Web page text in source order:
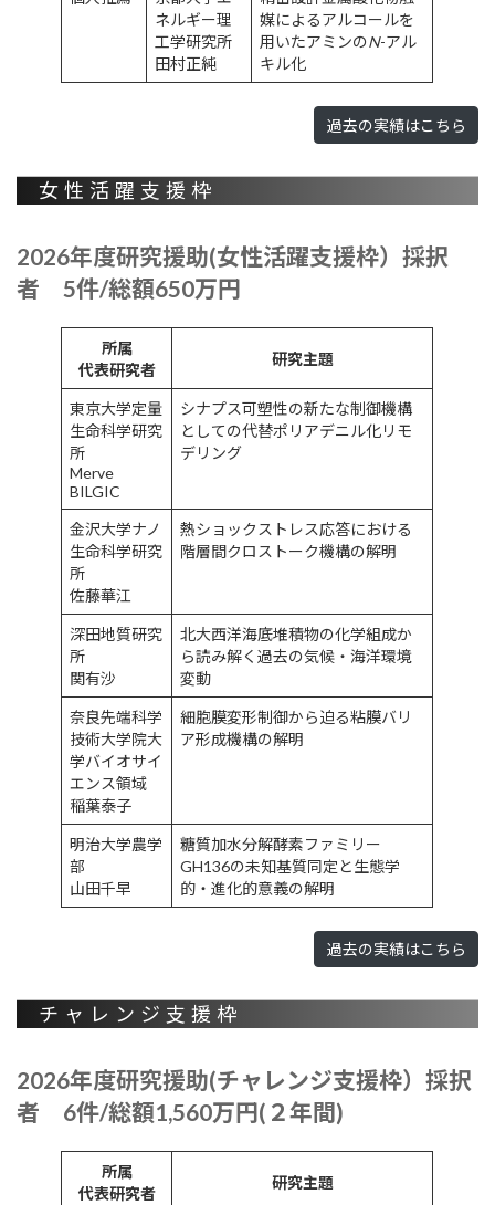
ネルギー理
工学研究所
田村正純
媒によるアルコールを
用いたアミンのN-アル
キル化
過去の実績はこちら
女性活躍支援枠
2026年度研究援助(女性活躍支援枠）採択
者 5件/総額650万円
所属
代表研究者
研究主題
東京大学定量
生命科学研究
所
Merve
BILGIC
シナプス可塑性の新たな制御機構
としての代替ポリアデニル化リモ
デリング
金沢大学ナノ
生命科学研究
所
佐藤華江
熱ショックストレス応答における
階層間クロストーク機構の解明
深田地質研究
所
関有沙
北大西洋海底堆積物の化学組成か
ら読み解く過去の気候・海洋環境
変動
奈良先端科学
技術大学院大
学バイオサイ
エンス領域
稲葉泰子
細胞膜変形制御から迫る粘膜バリ
ア形成機構の解明
明治大学農学
部
山田千早
糖質加水分解酵素ファミリー
GH136の未知基質同定と生態学
的・進化的意義の解明
過去の実績はこちら
チャレンジ支援枠
2026年度研究援助(チャレンジ支援枠）採択
者 6件/総額1,560万円(２年間)
所属
代表研究者
研究主題